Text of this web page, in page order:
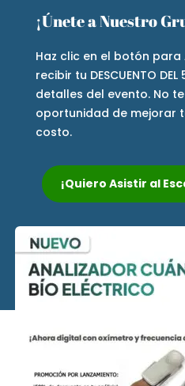
¡Únete a Nuestro
Haz clic en el botón para
recibir tu DESCUENTO
detalles del evento. No
oportunidad de mejorar
costo.
¡Quiero Asistir al